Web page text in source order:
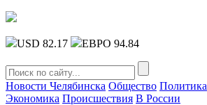
USD 82.17 ЕВРО 94.84
Новости Челябинска Общество Политика
Экономика Происшествия В России